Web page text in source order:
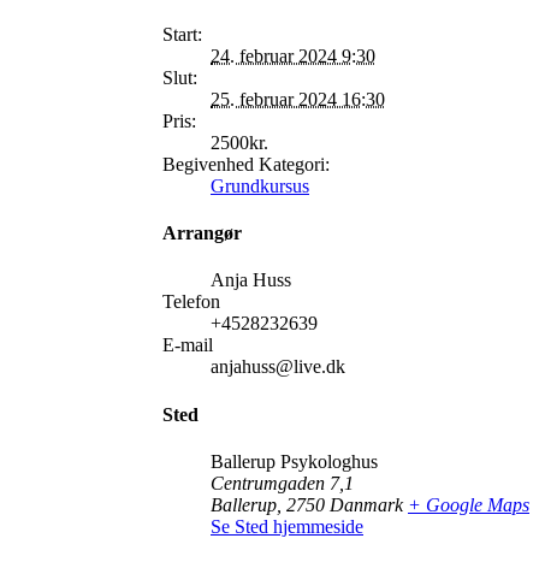
Start:
24. februar 2024 9:30
Slut:
25. februar 2024 16:30
Pris:
2500kr.
Begivenhed Kategori:
Grundkursus
Arrangør
Anja Huss
Telefon
+4528232639
E-mail
anjahuss@live.dk
Sted
Ballerup Psykologhus
Centrumgaden 7,1
Ballerup 2750 Danmark + Google Maps
Se Sted hjemmeside